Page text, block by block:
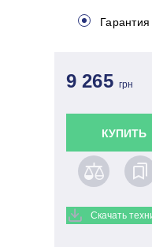
9 265 грн
КУПИТЬ
Скачать